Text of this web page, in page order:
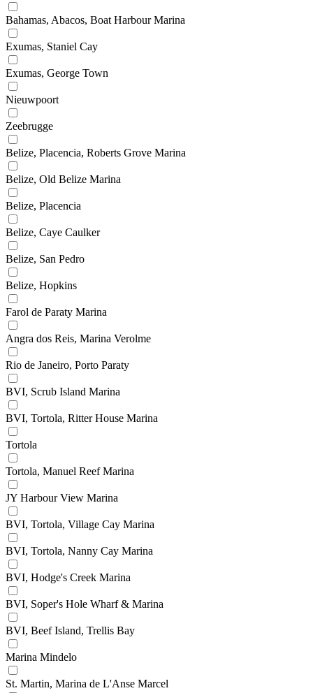
Bahamas, Abacos, Boat Harbour Marina
Exumas, Staniel Cay
Exumas, George Town
Nieuwpoort
Zeebrugge
Belize, Placencia, Roberts Grove Marina
Belize, Old Belize Marina
Belize, Placencia
Belize, Caye Caulker
Belize, San Pedro
Belize, Hopkins
Farol de Paraty Marina
Angra dos Reis, Marina Verolme
Rio de Janeiro, Porto Paraty
BVI, Scrub Island Marina
BVI, Tortola, Ritter House Marina
Tortola
Tortola, Manuel Reef Marina
JY Harbour View Marina
BVI, Tortola, Village Cay Marina
BVI, Tortola, Nanny Cay Marina
BVI, Hodge's Creek Marina
BVI, Soper's Hole Wharf & Marina
BVI, Beef Island, Trellis Bay
Marina Mindelo
St. Martin, Marina de L'Anse Marcel